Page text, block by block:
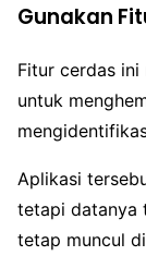
Gunakan
Fitur cerdas
untuk
Aplikasi
tetapi datanya
tetap muncul